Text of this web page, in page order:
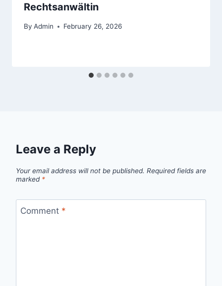
Rechtsanwältin
By Admin February 26, 2026
Leave a Reply
Your email address will not be published. Required fields are
marked *
Comment *